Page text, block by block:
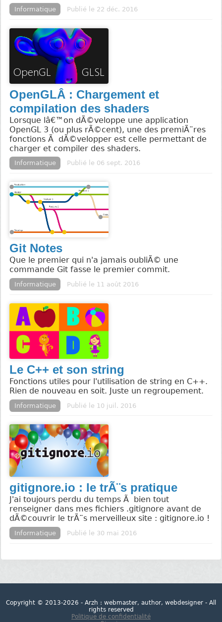
Informatique Publié le 22 déc. 2016
OpenGLÂ : Chargement et
compilation des shaders
Lorsque lâ€™on dÃ©veloppe une application
OpenGL 3 (ou plus rÃ©cent), une des premiÃ¨res
fonctions Ã dÃ©velopper est celle permettant de
charger et compiler des shaders.
Informatique Publié le 06 sept. 2016
Git Notes
Que le premier qui n'a jamais oubliÃ© une
commande Git fasse le premier commit.
Informatique Publié le 11 août 2016
Le C++ et son string
Fonctions utiles pour l'utilisation de string en C++.
Rien de nouveau en soit. Juste un regroupement.
Informatique Publié le 10 juil. 2016
gitignore.io : le trÃ¨s pratique
J'ai toujours perdu du temps Ã bien tout
renseigner dans mes fichiers .gitignore avant de
dÃ©couvrir le trÃ¨s merveilleux site : gitignore.io !
Informatique Publié le 30 mai 2016
Copyright © 2013-2026 - Arzh : webmaster, author, webdesigner - All
rights reserved
Politique de confidentialité